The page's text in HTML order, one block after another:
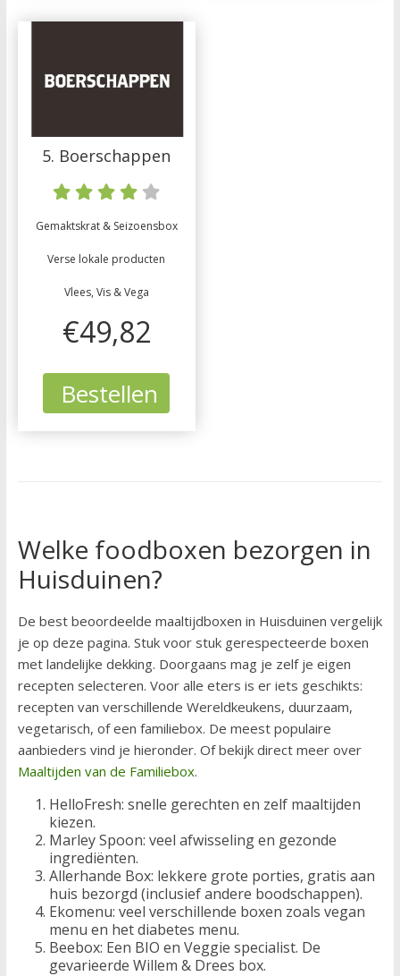
5. Boerschappen
Gemaktskrat & Seizoensbox
Verse lokale producten
Vlees, Vis & Vega
€49,82
Bestellen
Welke foodboxen bezorgen in
Huisduinen?
De best beoordeelde maaltijdboxen in Huisduinen vergelijk
je op deze pagina. Stuk voor stuk gerespecteerde boxen
met landelijke dekking. Doorgaans mag je zelf je eigen
recepten selecteren. Voor alle eters is er iets geschikts:
recepten van verschillende Wereldkeukens, duurzaam,
vegetarisch, of een familiebox. De meest populaire
aanbieders vind je hieronder. Of bekijk direct meer over
Maaltijden van de Familiebox.
HelloFresh: snelle gerechten en zelf maaltijden
kiezen.
Marley Spoon: veel afwisseling en gezonde
ingrediënten.
Allerhande Box: lekkere grote porties, gratis aan
huis bezorgd (inclusief andere boodschappen).
Ekomenu: veel verschillende boxen zoals vegan
menu en het diabetes menu.
Beebox: Een BIO en Veggie specialist. De
gevarieerde Willem & Drees box.